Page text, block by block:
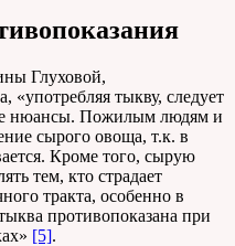
Глуховой,
«употребляя тыкву, следует
нюансы. Пожилым людям и
сырого овоща, т.к. в
Кроме того, сырую
тем, кто страдает
тракта, особенно в
противопоказана при
[5].